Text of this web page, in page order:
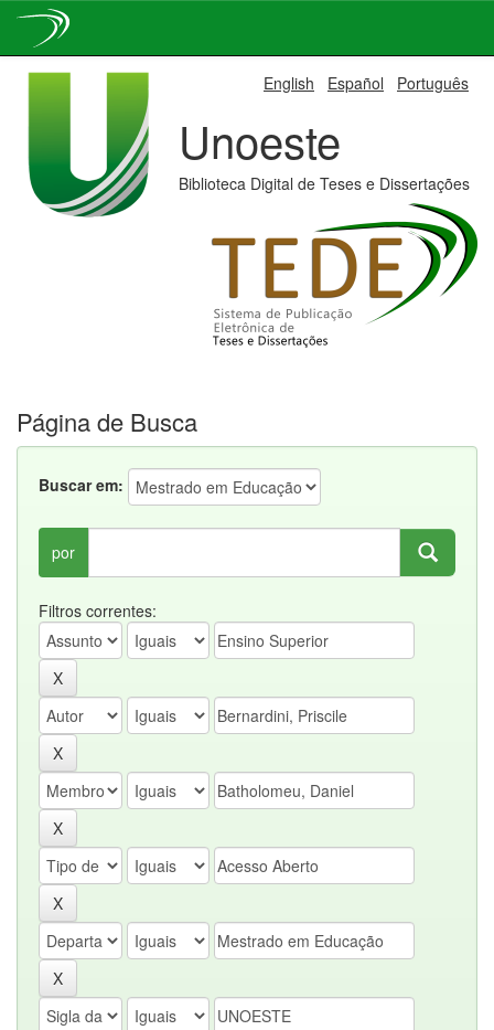
English Español Português
Unoeste
Biblioteca Digital de Teses e Dissertações
Página de Busca
Buscar em:
por
Filtros correntes: